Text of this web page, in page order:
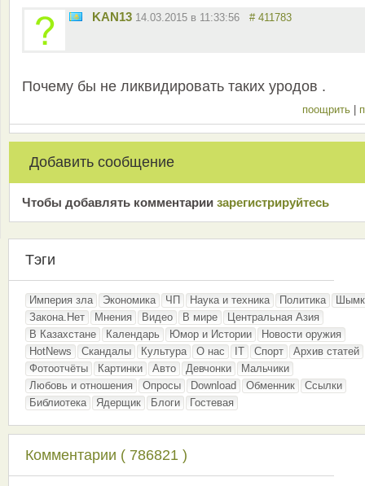
KAN13 14.03.2015 в 11:33:56 # 411783
Почему бы не ликвидировать таких уродов .
поощрить |
Добавить сообщение
Чтобы добавлять комментарии зарeгиcтрирyйтeсь
Тэги
Империя зла Экономика ЧП Наука и техника Политика
Закона.Нет
Мнения Видео В мире
Центральная Азия
В Казахстане
Календарь Юмор и Истории
Новости оружия
HotNews
Скандалы Культура О нас IT Спорт
Архив статей
Фотоотчёты
Картинки Авто Девчонки
Мальчики
Любовь и отношения
Опросы Download Обменник
Ссылки
Библиотека
Ядерщик Блоги Гостевая
Комментарии ( 786821 )